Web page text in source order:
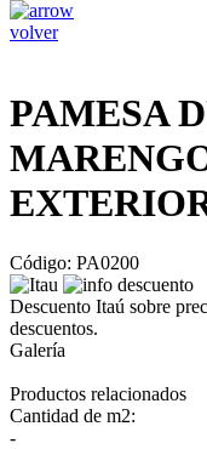
volver
PAMESA
Código: PA0200
Descuento Itaú sobre
descuentos.
Galería
Productos relacionados
Cantidad de m2:
-